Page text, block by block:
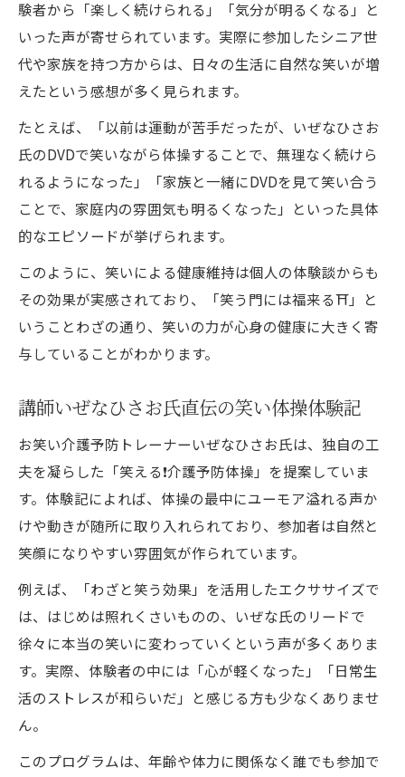
験者から「楽しく続けられる」「気分が明るくなる」と
いった声が寄せられています。実際に参加したシニア世
代や家族を持つ方からは、日々の生活に自然な笑いが増
えたという感想が多く見られます。
たとえば、「以前は運動が苦手だったが、いぜなひさお
氏のDVDで笑いながら体操することで、無理なく続けら
れるようになった」「家族と一緒にDVDを見て笑い合う
ことで、家庭内の雰囲気も明るくなった」といった具体
的なエピソードが挙げられます。
このように、笑いによる健康維持は個人の体験談からも
その効果が実感されており、「笑う門には福来る⛩️」と
いうことわざの通り、笑いの力が心身の健康に大きく寄
与していることがわかります。
講師いぜなひさお氏直伝の笑い体操体験記
お笑い介護予防トレーナーいぜなひさお氏は、独自の工
夫を凝らした「笑える❗️介護予防体操」を提案していま
す。体験記によれば、体操の最中にユーモア溢れる声か
けや動きが随所に取り入れられており、参加者は自然と
笑顔になりやすい雰囲気が作られています。
例えば、「わざと笑う効果」を活用したエクササイズで
は、はじめは照れくさいものの、いぜな氏のリードで
徐々に本当の笑いに変わっていくという声が多くありま
す。実際、体験者の中には「心が軽くなった」「日常生
活のストレスが和らいだ」と感じる方も少なくありませ
ん。
このプログラムは、年齢や体力に関係なく誰でも参加で